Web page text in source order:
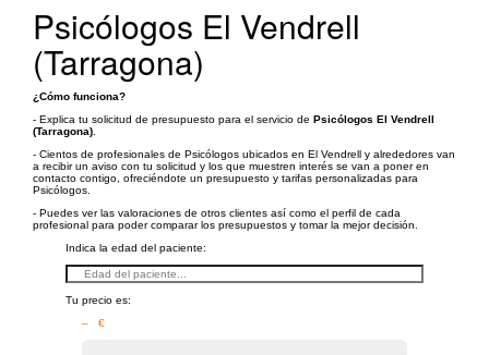
Psicólogos El Vendrell
(Tarragona)
¿Cómo funciona?
- Explica tu solicitud de presupuesto para el servicio de Psicólogos El Vendrell
(Tarragona)
- Cientos de profesionales de Psicólogos ubicados en El Vendrell y alrededores van
a recibir un aviso con tu solicitud y los que muestren interés se van a poner en
contacto contigo, ofreciéndote un presupuesto y tarifas personalizadas para
Psicólogos.
- Puedes ver las valoraciones de otros clientes así como el perfil de cada
profesional para poder comparar los presupuestos y tomar la mejor decisión.
Indica la edad del paciente:
Tu precio es:
– €